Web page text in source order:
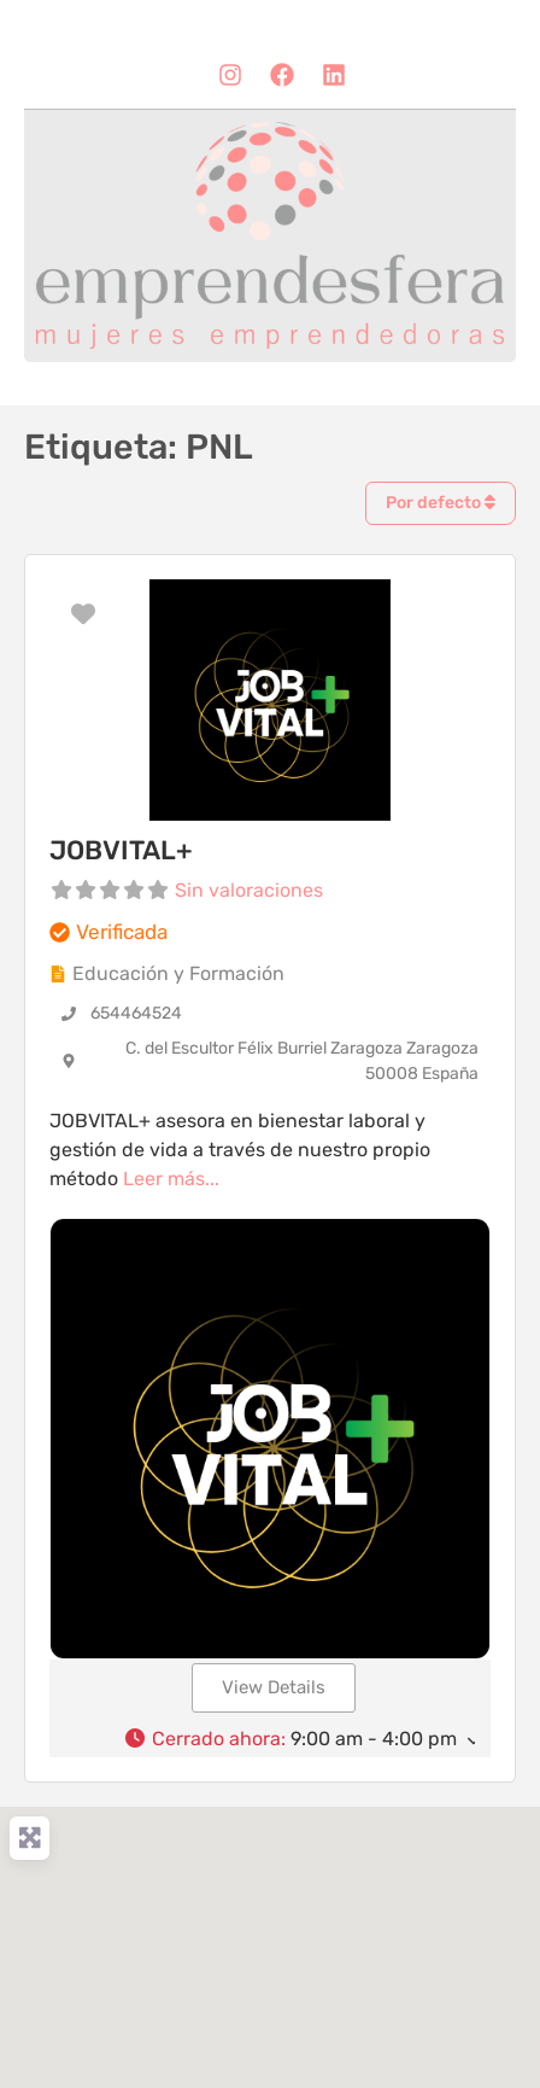
Etiqueta: PNL
Por defecto
Favorito
JOBVITAL+
Sin valoraciones
Verificada
Educación y Formación
654464524
C. del Escultor Félix Burriel Zaragoza Zaragoza
50008 España
JOBVITAL+ asesora en bienestar laboral y
gestión de vida a través de nuestro propio
método Leer más...
View Details
Cerrado ahora: 9:00 am - 4:00 pm